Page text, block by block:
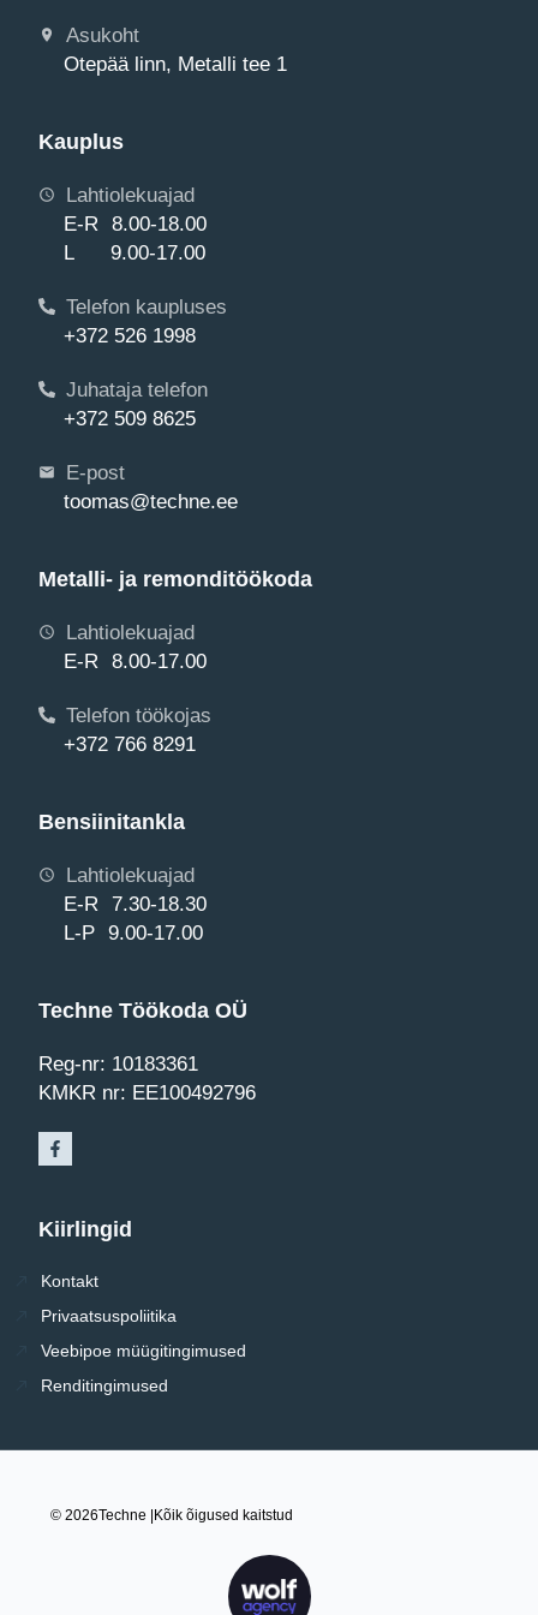
Asukoht
Otepää linn, Metalli tee 1
Kauplus
Lahtiolekuajad
E-R 8.00-18.00
L 9.00-17.00
Telefon kaupluses
+372 526 1998
Juhataja telefon
+372 509 8625
E-post
toomas@techne.ee
Metalli- ja remonditöökoda
Lahtiolekuajad
E-R 8.00-17.00
Telefon töökojas
+372 766 8291
Bensiinitankla
Lahtiolekuajad
E-R 7.30-18.30
L-P 9.00-17.00
Techne Töökoda OÜ
Reg-nr: 10183361
KMKR nr: EE100492796
Kiirlingid
Kontakt
Privaatsuspoliitika
Veebipoe müügitingimused
Renditingimused
© 2026Techne |Kõik õigused kaitstud